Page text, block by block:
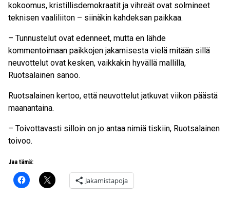
kokoomus, kristillisdemokraatit ja vihreät ovat solmineet
teknisen vaaliliiton – siinäkin kahdeksan paikkaa.
– Tunnustelut ovat edenneet, mutta en lähde
kommentoimaan paikkojen jakamisesta vielä mitään sillä
neuvottelut ovat kesken, vaikkakin hyvällä mallilla,
Ruotsalainen sanoo.
Ruotsalainen kertoo, että neuvottelut jatkuvat viikon päästä
maanantaina.
– Toivottavasti silloin on jo antaa nimiä tiskiin, Ruotsalainen
toivoo.
Jaa tämä:
Jakamistapoja